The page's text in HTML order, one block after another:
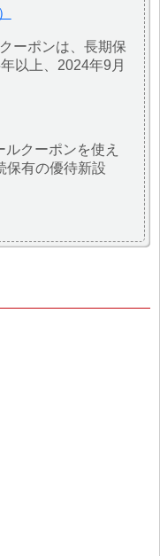
ーポンは、長期保
以上、2024年9月
クーポンを使え
保有の優待新設